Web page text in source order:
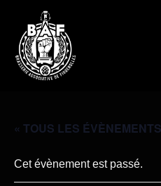
« TOUS LES ÉVÈNEMENTS
Cet évènement est passé.